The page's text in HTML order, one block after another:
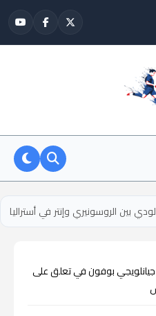
بين الروسونيري وإنتر في أستراليا
بوفون في تعلق على